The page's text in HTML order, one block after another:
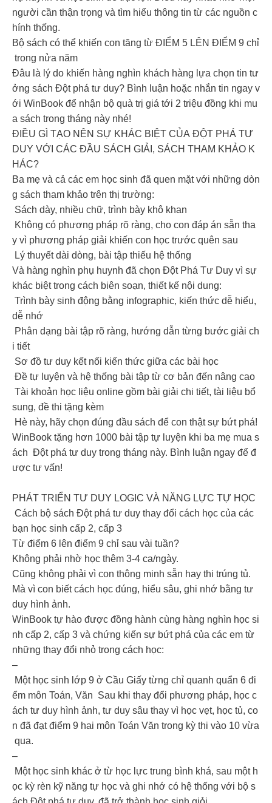
người cần thận trọng và tìm hiểu thông tin từ các nguồn c
hính thống.
Bộ sách có thể khiến con tăng từ ĐIỂM 5 LÊN ĐIỂM 9 chỉ
trong nửa năm️
Đâu là lý do khiến hàng nghìn khách hàng lựa chọn tin tư
ởng sách Đột phá tư duy? Bình luận hoặc nhắn tin ngay v
ới WinBook để nhận bộ quà trị giá tới 2 triệu đồng khi mu
a sách trong tháng này nhé!
ĐIỀU GÌ TẠO NÊN SỰ KHÁC BIỆT CỦA ĐỘT PHÁ TƯ
DUY VỚI CÁC ĐẦU SÁCH GIẢI, SÁCH THAM KHẢO K
HÁC?
Ba mẹ và cả các em học sinh đã quen mặt với những dòn
g sách tham khảo trên thị trường:
Sách dày, nhiều chữ, trình bày khô khan
Không có phương pháp rõ ràng, cho con đáp án sẵn tha
y vì phương pháp giải khiến con học trước quên sau
Lý thuyết dài dòng, bài tập thiếu hệ thống
Và hàng nghìn phụ huynh đã chọn Đột Phá Tư Duy vì sự
khác biệt trong cách biên soạn, thiết kế nội dung:
️ Trình bày sinh động bằng infographic, kiến thức dễ hiểu,
dễ nhớ
️ Phân dạng bài tập rõ ràng, hướng dẫn từng bước giải ch
i tiết
️ Sơ đồ tư duy kết nối kiến thức giữa các bài học
️ Đề tự luyện và hệ thống bài tập từ cơ bản đến nâng cao
️ Tài khoản học liệu online gồm bài giải chi tiết, tài liệu bổ
sung, đề thi tặng kèm
Hè này, hãy chọn đúng đầu sách để con thật sự bứt phá!
WinBook tặng hơn 1000 bài tập tự luyện khi ba mẹ mua s
ách Đột phá tư duy trong tháng này. Bình luận ngay để đ
ược tư vấn!
PHÁT TRIỂN TƯ DUY LOGIC VÀ NĂNG LỰC TỰ HỌC
Cách bộ sách Đột phá tư duy thay đổi cách học của các
bạn học sinh cấp 2, cấp 3
Từ điểm 6 lên điểm 9 chỉ sau vài tuần?
Không phải nhờ học thêm 3-4 ca/ngày.
Cũng không phải vì con thông minh sẵn hay thi trúng tủ.
Mà vì con biết cách học đúng, hiểu sâu, ghi nhớ bằng tư
duy hình ảnh.
WinBook tự hào được đồng hành cùng hàng nghìn học si
nh cấp 2, cấp 3 và chứng kiến sự bứt phá của các em từ
những thay đổi nhỏ trong cách học:
–
Một học sinh lớp 9 ở Cầu Giấy từng chỉ quanh quẩn 6 đi
ểm môn Toán, Văn Sau khi thay đổi phương pháp, học c
ách tư duy hình ảnh, tư duy sâu thay vì học vẹt, học tủ, co
n đã đạt điểm 9 hai môn Toán Văn trong kỳ thi vào 10 vừa
qua.
–
Một học sinh khác ở từ học lực trung bình khá, sau một h
ọc kỳ rèn kỹ năng tự học và ghi nhớ có hệ thống với bộ s